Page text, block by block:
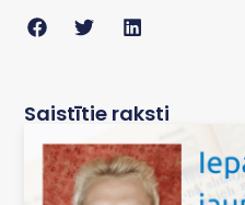
Saistītie raksti